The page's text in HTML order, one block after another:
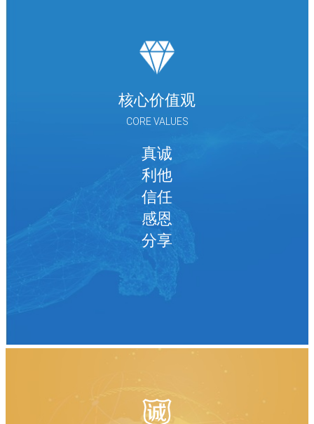
核心价值观
CORE VALUES
真诚
利他
信任
感恩
分享